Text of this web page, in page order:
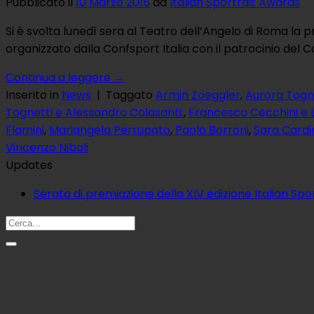
Si è svolta lunedì sera al Teatro dell’Angelo di Roma
organizzato dalla Confsport Italia con il patrocinio del
Continua a leggere →
Inserito in News | Taggato Armin Zoeggler, Aurora
Tognetti e Alessandro Colasanti., Francesco Cecchini e
Flamini, Mariangela Perrupato, Paolo Borroni, Sara
Vincenzo Nibali
Updates
Serata di premiazione della XIV edizione Italian